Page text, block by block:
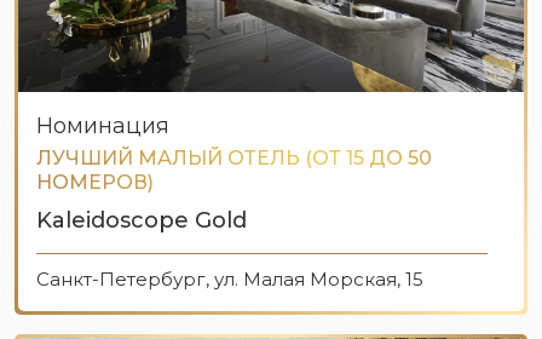
Номинация
ЛУЧШИЙ МАЛЫЙ ОТЕЛЬ (ОТ 15 ДО 50
НОМЕРОВ)
Kaleidoscope Gold
Санкт-Петербург, ул. Малая Морская, 15